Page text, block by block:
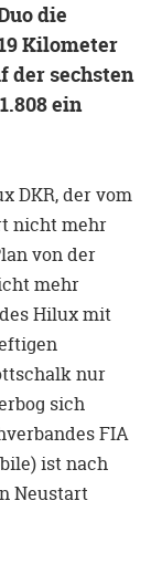
die
Kilometer
der sechsten
ein
DKR, der vom
nicht mehr
von der
mehr
Hilux mit
nur
sich
FIA
ist nach
Neustart